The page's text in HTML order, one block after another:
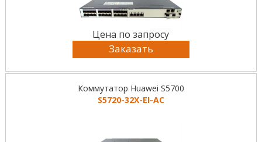
Цена по запросу
Заказать
Коммутатор Huawei S5700
S5720-32X-EI-AC